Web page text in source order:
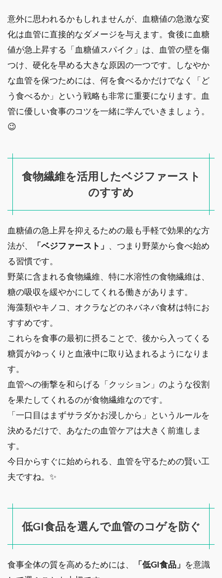
意外に思われるかもしれませんが、血糖値の急激な変
化は血管に直接的なダメージを与えます。食後に血糖
値が急上昇する「血糖値スパイク」は、血管の壁を傷
つけ、硬化を早める大きな原因の一つです。しなやか
な血管を保つためには、何を食べるかだけでなく「ど
う食べるか」という戦略も非常に重要になります。血
管に優しい食事のコツを一緒に学んでいきましょう。
😉
食物繊維を活用したベジファースト
のすすめ
血糖値の急上昇を抑えるための最も手軽で効果的な方
法が、
「ベジファースト」 、つまり野菜から食べ始め
る習慣です。
野菜に含まれる食物繊維、特に水溶性の食物繊維は、
糖の吸収を緩やかにしてくれる働きがあります。
海藻類やキノコ、オクラなどのネバネバ食材は特にお
すすめです。
これらを食事の最初に摂ることで、後から入ってくる
糖質がゆっくりと血液中に取り込まれるようになりま
す。
血管への衝撃を和らげる「クッション」のような役割
を果たしてくれるのが食物繊維なのです。
「一口目はまずサラダかお浸しから」というルールを
決めるだけで、あなたの血管ケアは大きく前進しま
す。
今日からすぐに始められる、血管を守るための賢い工
夫ですね。✨
低GI食品を選んで血管のコゲを防ぐ
食事全体の質を高めるためには、 「低GI食品」 を意識